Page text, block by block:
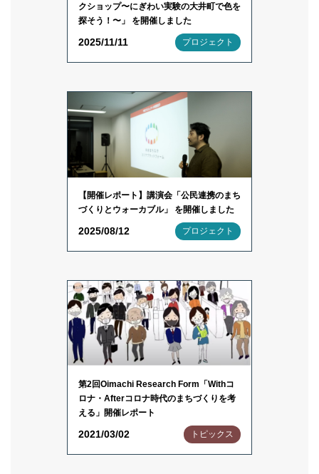
クショップ〜にぎわい実験の大井町で色を
探そう！〜」 を開催しました
2025/11/11 プロジェクト
【開催レポート】講演会「公民連携のまち
づくりとウォーカブル」 を開催しました
2025/08/12 プロジェクト
第2回Oimachi Research Form「Withコ
ロナ・Afterコロナ時代のまちづくりを考
える」開催レポート
2021/03/02 トピックス